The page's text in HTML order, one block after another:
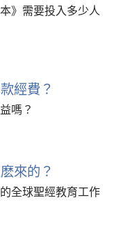
》需要投入多少人
經費？
嗎？
來的？
全球聖經教育工作